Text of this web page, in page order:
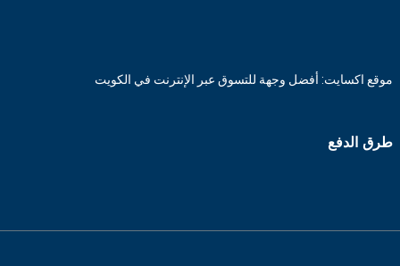
موقع اكسايت: أفضل وجهة للتسوق عبر الإنترنت في الكويت
طرق الدفع